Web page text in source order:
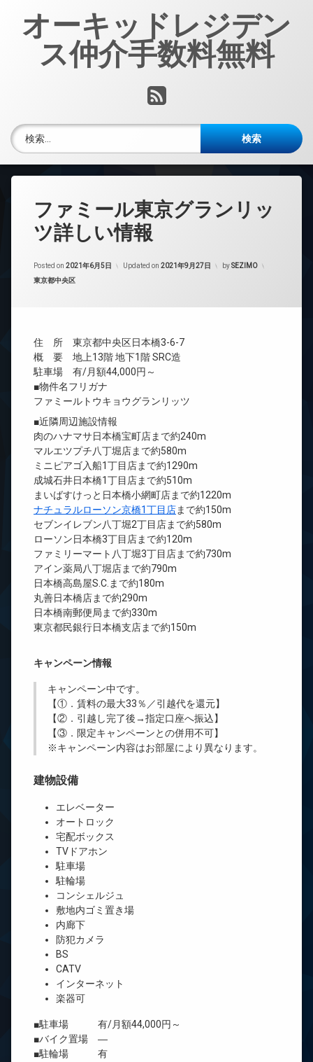
オーキッドレジデン
ス仲介手数料無料
RSS
検索:
ファミール東京グランリッ
ツ詳しい情報
Posted on 2021年6月5日 Updated on 2021年9月27日 bySEZIMO
カテゴリー:
東京都中央区
住 所 東京都中央区日本橋3-6-7
概 要 地上13階 地下1階 SRC造
駐車場 有/月額44,000円～
■物件名フリガナ
ファミールトウキョウグランリッツ
■近隣周辺施設情報
肉のハナマサ日本橋宝町店まで約240m
マルエツプチ八丁堀店まで約580m
ミニピアゴ入船1丁目店まで約1290m
成城石井日本橋1丁目店まで約510m
まいばすけっと日本橋小網町店まで約1220m
ナチュラルローソン京橋1丁目店まで約150m
セブンイレブン八丁堀2丁目店まで約580m
ローソン日本橋3丁目店まで約120m
ファミリーマート八丁堀3丁目店まで約730m
アイン薬局八丁堀店まで約790m
日本橋高島屋S.C.まで約180m
丸善日本橋店まで約290m
日本橋南郵便局まで約330m
東京都民銀行日本橋支店まで約150m
キャンペーン情報
キャンペーン中です。
【①．賃料の最大33％／引越代を還元】
【②．引越し完了後→指定口座へ振込】
【③．限定キャンペーンとの併用不可】
※キャンペーン内容はお部屋により異なります。
建物設備
エレベーター
オートロック
宅配ボックス
TVドアホン
駐車場
駐輪場
コンシェルジュ
敷地内ゴミ置き場
内廊下
防犯カメラ
BS
CATV
インターネット
楽器可
■駐車場 有/月額44,000円～
■バイク置場 ―
■駐輪場 有